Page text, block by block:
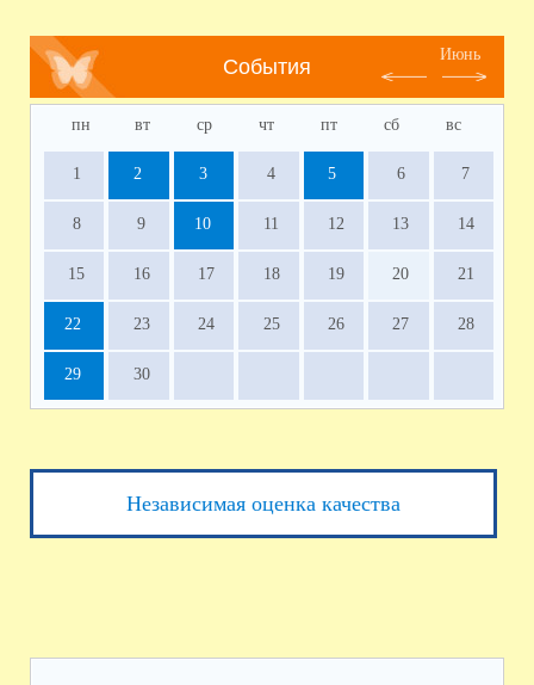
События
Июнь
пн вт ср чт пт сб вс
1 2 3 4 5 6 7
8 9 10 11 12 13 14
15 16 17 18 19 20 21
22 23 24 25 26 27 28
29 30
Независимая оценка качества